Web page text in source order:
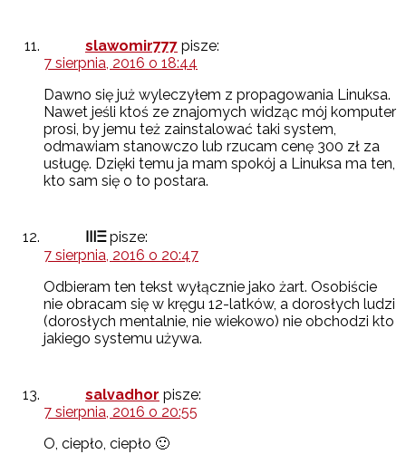
slawomir777 pisze:
7 sierpnia, 2016 o 18:44
Dawno się już wyleczyłem z propagowania Linuksa.
Nawet jeśli ktoś ze znajomych widząc mój komputer
prosi, by jemu też zainstalować taki system,
odmawiam stanowczo lub rzucam cenę 300 zł za
usługę. Dzięki temu ja mam spokój a Linuksa ma ten,
kto sam się o to postara.
ⲼⲶ pisze:
7 sierpnia, 2016 o 20:47
Odbieram ten tekst wyłącznie jako żart. Osobiście
nie obracam się w kręgu 12-latków, a dorosłych ludzi
(dorosłych mentalnie, nie wiekowo) nie obchodzi kto
jakiego systemu używa.
salvadhor pisze:
7 sierpnia, 2016 o 20:55
O, ciepło, ciepło 🙂